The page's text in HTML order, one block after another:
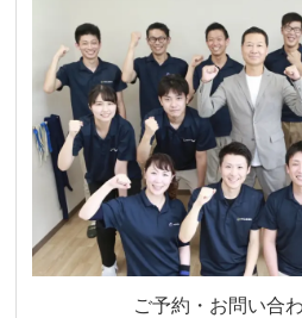
ご予約・お問い合